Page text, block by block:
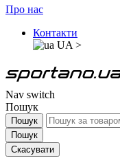
Про нас
Контакти
UA >
Nav switch
Пошук
Пошук
Пошук
Скасувати